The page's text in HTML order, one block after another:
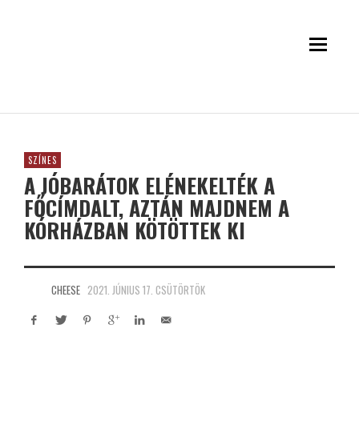
SZÍNES
A JÓBARÁTOK ELÉNEKELTÉK A
FŐCÍMDALT, AZTÁN MAJDNEM A
KÓRHÁZBAN KÖTÖTTEK KI
CHEESE 2021. JÚNIUS 17. CSÜTÖRTÖK